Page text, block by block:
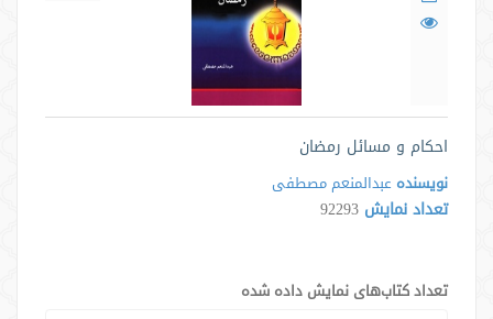
احکام و مسائل رمضان
نویسنده عبدالمنعم مصطفى
تعداد نمایش 92293
تعداد کتاب‌های نمایش داده شده